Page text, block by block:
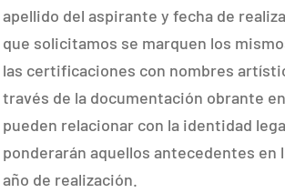
apellido del aspirante y fecha de
que solicitamos se marquen los
las certificaciones con nombres
través de la documentación obrante
pueden relacionar con la identidad
ponderarán aquellos antecedentes en
año de realización.